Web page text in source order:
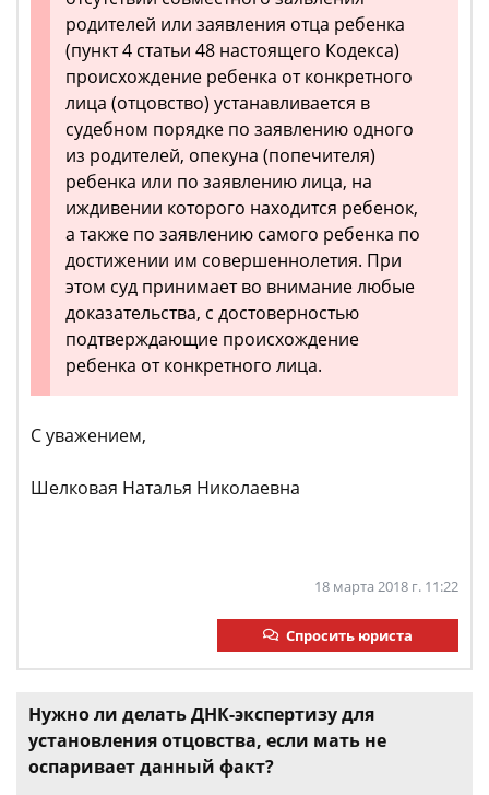
родителей или заявления отца ребенка
(пункт 4 статьи 48 настоящего Кодекса)
происхождение ребенка от конкретного
лица (отцовство) устанавливается в
судебном порядке по заявлению одного
из родителей, опекуна (попечителя)
ребенка или по заявлению лица, на
иждивении которого находится ребенок,
а также по заявлению самого ребенка по
достижении им совершеннолетия. При
этом суд принимает во внимание любые
доказательства, с достоверностью
подтверждающие происхождение
ребенка от конкретного лица.
С уважением,
Шелковая Наталья Николаевна
18 марта 2018 г. 11:22
Спросить юриста
Нужно ли делать ДНК-экспертизу для
установления отцовства, если мать не
оспаривает данный факт?